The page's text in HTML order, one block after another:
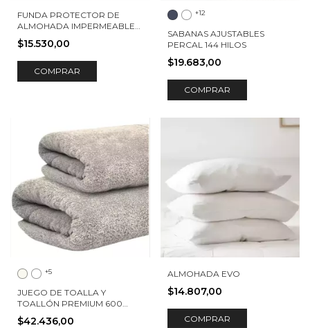
FUNDA PROTECTOR DE
ALMOHADA IMPERMEABLE
BAMBOO
$15.530,00
COMPRAR
+12
SABANAS AJUSTABLES
PERCAL 144 HILOS
$19.683,00
COMPRAR
+5
JUEGO DE TOALLA Y
TOALLÓN PREMIUM 600
GRS.
$42.436,00
ALMOHADA EVO
$14.807,00